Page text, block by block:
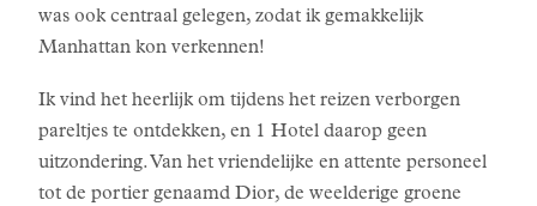
was ook centraal gelegen, zodat ik gemakkelijk
Manhattan kon verkennen!
Ik vind het heerlijk om tijdens het reizen verborgen
pareltjes te ontdekken, en 1 Hotel daarop geen
uitzondering. Van het vriendelijke en attente personeel
tot de portier genaamd Dior, de weelderige groene